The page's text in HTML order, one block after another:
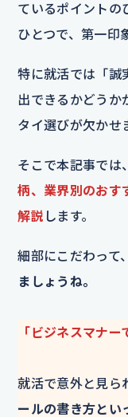
ているポイントの
ひとつで、第一印
特に就活では「誠
出できるかどうか
タイ選びが欠かせ
そこで本記事では
柄、業界別のおす
解説 します。
細部にこだわって
ましょうね。
「ビジネスマナー
就活で意外と見ら
ールの書き方とい